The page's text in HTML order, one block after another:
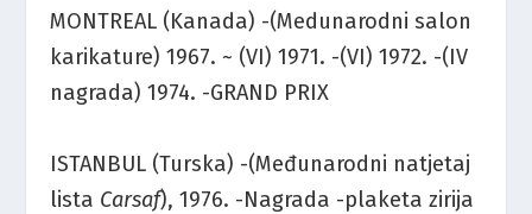
MONTREAL (Kanada) -(Medunarodni salon
karikature) 1967. ~ (VI) 1971. -(VI) 1972. -(IV
nagrada) 1974. -GRAND PRIX
ISTANBUL (Turska) -(Međunarodni natjetaj
lista Carsaf), 1976. -Nagrada -plaketa zirija